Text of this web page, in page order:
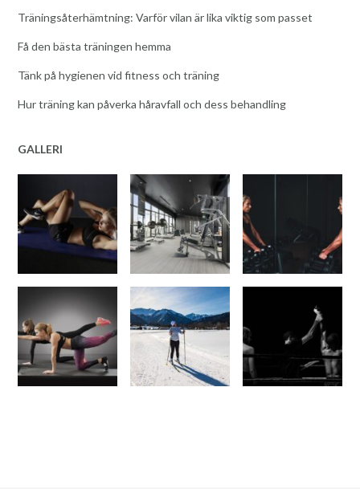
Träningsåterhämtning: Varför vilan är lika viktig som passet
Få den bästa träningen hemma
Tänk på hygienen vid fitness och träning
Hur träning kan påverka håravfall och dess behandling
GALLERI